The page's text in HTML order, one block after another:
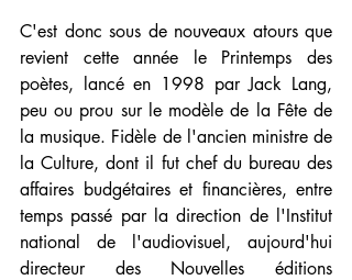
C'est donc sous de nouveaux atours que
revient cette année le Printemps des
poètes, lancé en 1998 par Jack Lang,
peu ou prou sur le modèle de la Fête de
la musique. Fidèle de l'ancien ministre de
la Culture, dont il fut chef du bureau des
affaires budgétaires et financières, entre
temps passé par la direction de l'Institut
national de l'audiovisuel, aujourd'hui
directeur des Nouvelles éditions